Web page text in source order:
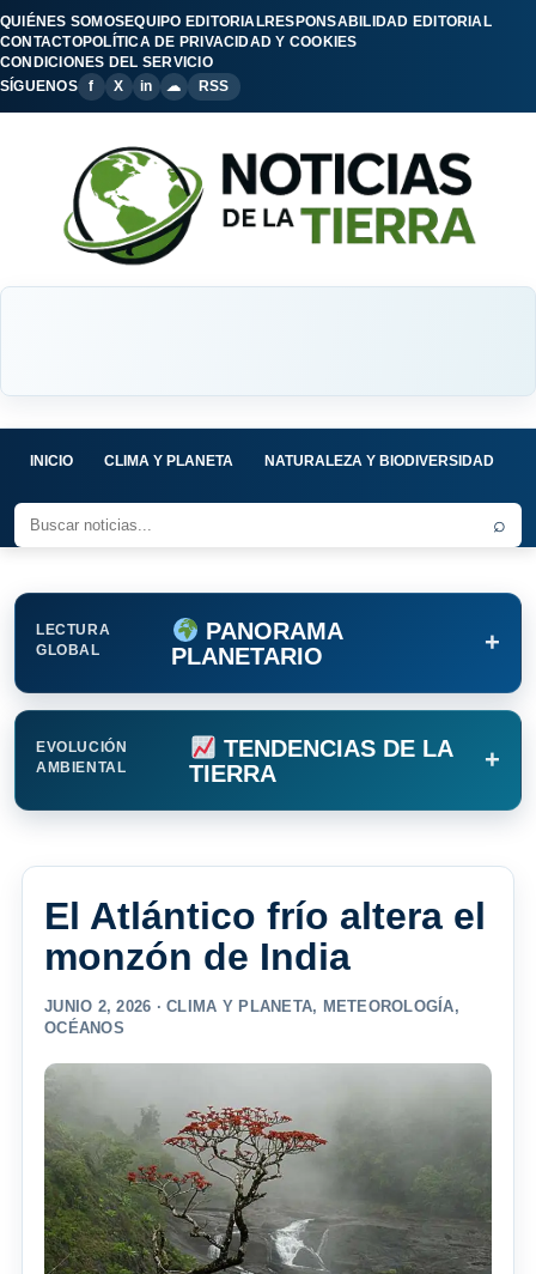
QUIÉNES SOMOSEQUIPO EDITORIALRESPONSABILIDAD EDITORIAL
CONTACTOPOLÍTICA DE PRIVACIDAD Y COOKIES
CONDICIONES DEL SERVICIO
SÍGUENOS
f X in ☁ RSS
INICIO CLIMA Y PLANETA NATURALEZA Y BIODIVERSIDAD
⌕
LECTURA
GLOBAL
PANORAMA
PLANETARIO
+
EVOLUCIÓN
AMBIENTAL
TENDENCIAS DE LA
TIERRA
+
El Atlántico frío altera el
monzón de India
JUNIO 2, 2026 ·CLIMA Y PLANETA, METEOROLOGÍA,
OCÉANOS